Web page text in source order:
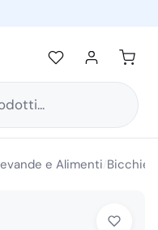
e Alimenti